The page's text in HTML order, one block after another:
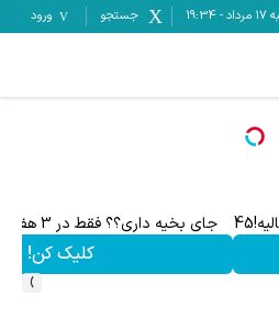
-
19:34 جستجو ورود
3 هفته ترمیمش کن!😍
›